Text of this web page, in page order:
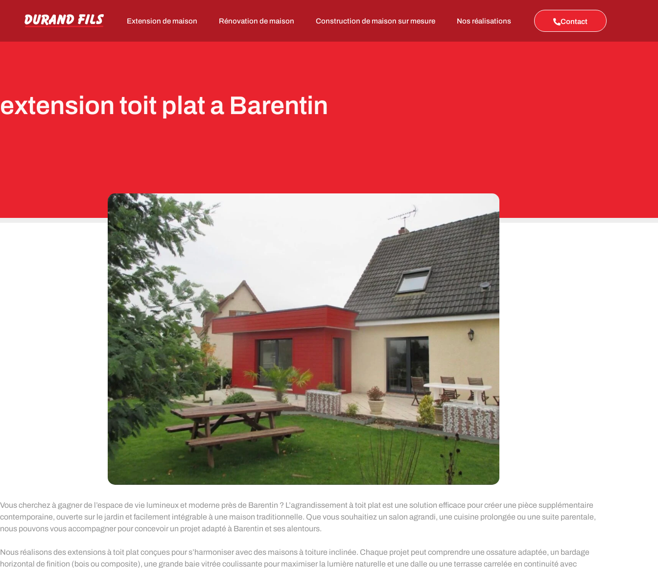
Extension de maison Rénovation de maison Construction de maison sur mesure Nos réalisations Contact
extension toit plat a Barentin
Vous cherchez à gagner de l’espace de vie lumineux et moderne près de Barentin ? L’agrandissement à toit plat est une solution efficace pour créer une pièce supplémentaire
contemporaine, ouverte sur le jardin et facilement intégrable à une maison traditionnelle. Que vous souhaitiez un salon agrandi, une cuisine prolongée ou une suite parentale,
nous pouvons vous accompagner pour concevoir un projet adapté à Barentin et ses alentours.
Nous réalisons des extensions à toit plat conçues pour s’harmoniser avec des maisons à toiture inclinée. Chaque projet peut comprendre une ossature adaptée, un bardage
horizontal de finition (bois ou composite), une grande baie vitrée coulissante pour maximiser la lumière naturelle et une dalle ou une terrasse carrelée en continuité avec